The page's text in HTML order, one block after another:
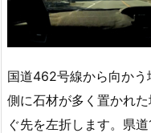
国道462号線から向か
側に石材が多く置かれ
ぐ先を左折します。県